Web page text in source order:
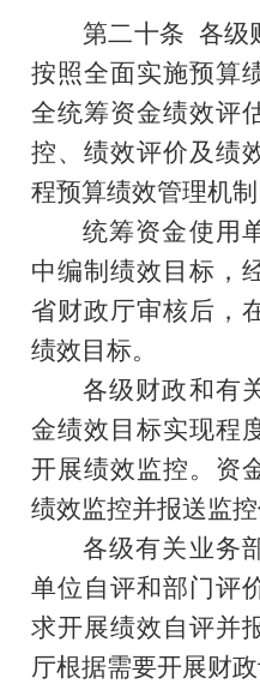
第二十条 各级
按照全面实施预算
全统筹资金绩效评
控、绩效评价及绩
程预算绩效管理机制
统筹资金使用
中编制绩效目标，
省财政厅审核后，
绩效目标。
各级财政和有
金绩效目标实现程
开展绩效监控。资
绩效监控并报送监控
各级有关业务
单位自评和部门评
求开展绩效自评并
厅根据需要开展财政